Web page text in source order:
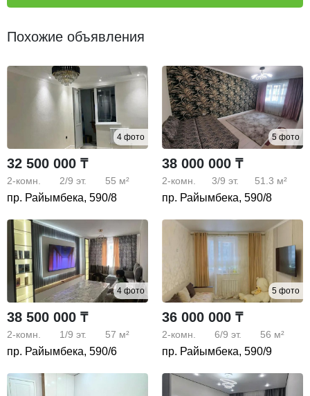
Похожие объявления
4 фото
32 500 000 ₸
2-комн. 2/9 эт. 55 м²
пр. Райымбека, 590/8
5 фото
38 000 000 ₸
2-комн. 3/9 эт. 51.3 м²
пр. Райымбека, 590/8
4 фото
38 500 000 ₸
2-комн. 1/9 эт. 57 м²
пр. Райымбека, 590/6
5 фото
36 000 000 ₸
2-комн. 6/9 эт. 56 м²
пр. Райымбека, 590/9